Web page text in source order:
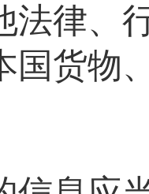
法律、
国货物